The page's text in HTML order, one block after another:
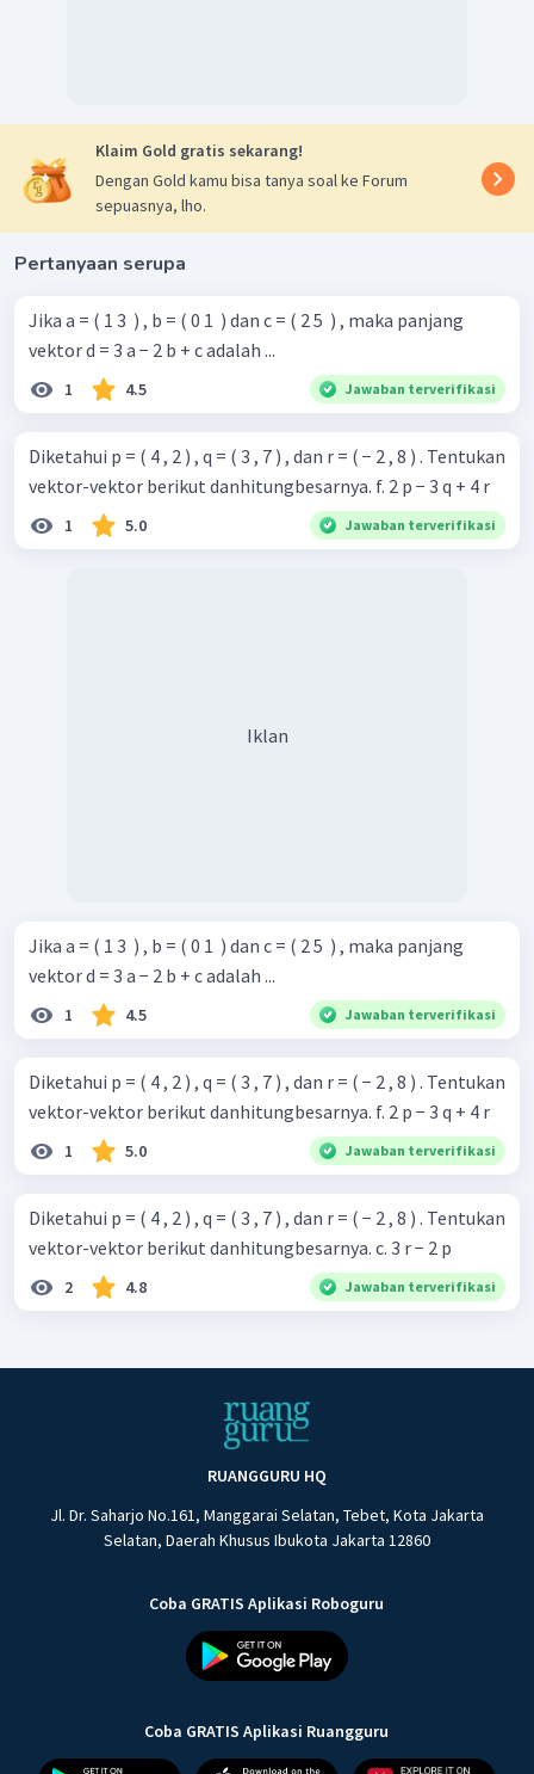
Panjang vektor 3 satuan panjang
Searah dengan
Klaim Gold gratis sekarang!
Dengan Gold kamu bisa tanya soal ke Forum
sepuasnya, lho.
Pertanyaan serupa
Jika a = ( 1 3 ​ ) , b = ( 0 1 ​ ) dan c = ( 2 5 ​ ) , maka panjang
vektor d = 3 a − 2 b + c adalah ...
1 4.5 Jawaban terverifikasi
Diketahui p = ( 4 , 2 ) , q = ( 3 , 7 ) , dan r = ( − 2 , 8 ) . Tentukan
vektor-vektor berikut danhitungbesarnya. f. 2 p − 3 q + 4 r
1 5.0 Jawaban terverifikasi
Iklan
Jika a = ( 1 3 ​ ) , b = ( 0 1 ​ ) dan c = ( 2 5 ​ ) , maka panjang
vektor d = 3 a − 2 b + c adalah ...
1 4.5 Jawaban terverifikasi
Diketahui p = ( 4 , 2 ) , q = ( 3 , 7 ) , dan r = ( − 2 , 8 ) . Tentukan
vektor-vektor berikut danhitungbesarnya. f. 2 p − 3 q + 4 r
1 5.0 Jawaban terverifikasi
Diketahui p = ( 4 , 2 ) , q = ( 3 , 7 ) , dan r = ( − 2 , 8 ) . Tentukan
vektor-vektor berikut danhitungbesarnya. c. 3 r − 2 p
2 4.8 Jawaban terverifikasi
RUANGGURU HQ
Jl. Dr. Saharjo No.161, Manggarai Selatan, Tebet, Kota Jakarta
Selatan, Daerah Khusus Ibukota Jakarta 12860
Coba GRATIS Aplikasi Roboguru
Coba GRATIS Aplikasi Ruangguru